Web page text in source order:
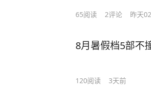
65阅读 2评论 昨天
8月暑假档5部不
120阅读 3天前